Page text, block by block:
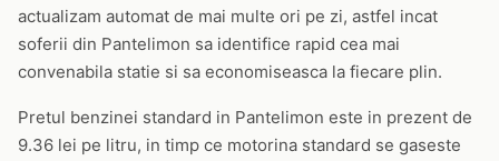
actualizam automat de mai multe ori pe zi, astfel incat
soferii din Pantelimon sa identifice rapid cea mai
convenabila statie si sa economiseasca la fiecare plin.
Pretul benzinei standard in Pantelimon este in prezent de
9.36 lei pe litru, in timp ce motorina standard se gaseste